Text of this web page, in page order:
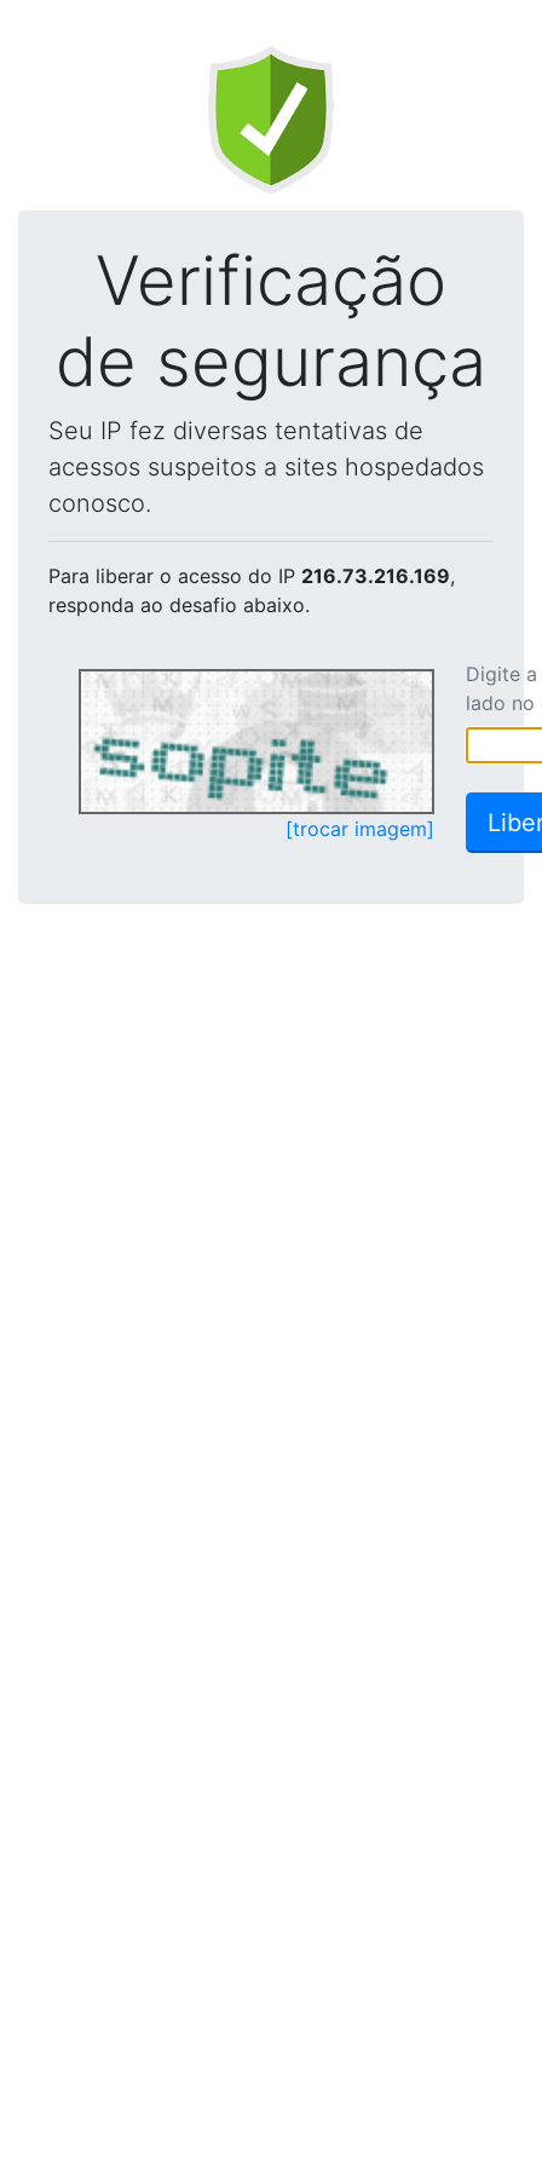
Verificação
de segurança
Seu IP fez diversas tentativas de
acessos suspeitos a sites hospedados
conosco.
Para liberar o acesso do IP 216.73.216.169,
responda ao desafio abaixo.
[trocar imagem]
Digite
lado no